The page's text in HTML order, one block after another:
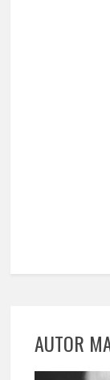
AUTOR